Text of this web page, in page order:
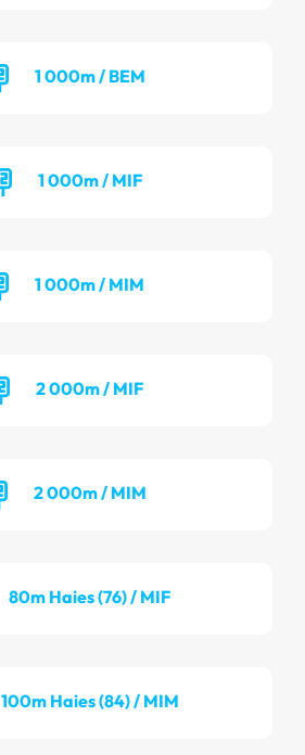
1 000m / BEM
1 000m / MIF
1 000m / MIM
2 000m / MIF
2 000m / MIM
80m Haies (76) / MIF
100m Haies (84) / MIM